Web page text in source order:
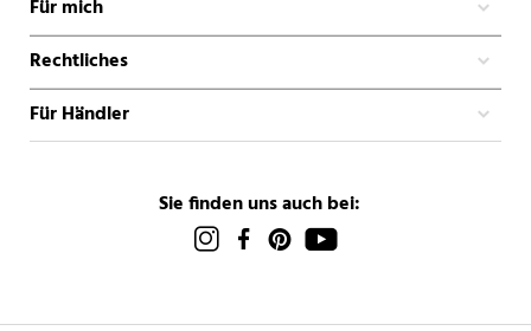
Für mich
Rechtliches
Für Händler
Sie finden uns auch bei: